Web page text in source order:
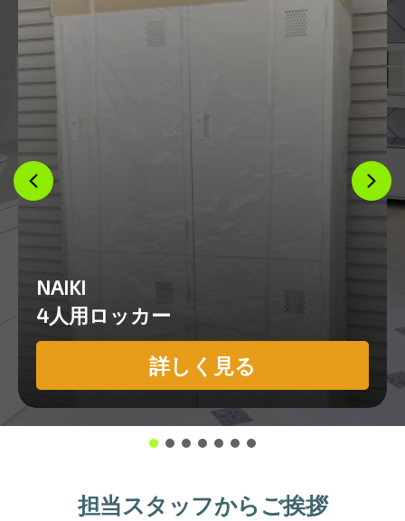
NAIKI
4人用ロッカー
詳しく見る
担当スタッフからご挨拶